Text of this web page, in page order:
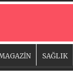
SAĞLIK